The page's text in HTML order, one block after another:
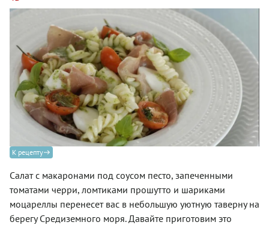
К рецепту
Салат с макаронами под соусом песто, запеченными
томатами черри, ломтиками прошутто и шариками
моцареллы перенесет вас в небольшую уютную таверну на
берегу Средиземного моря. Давайте приготовим это